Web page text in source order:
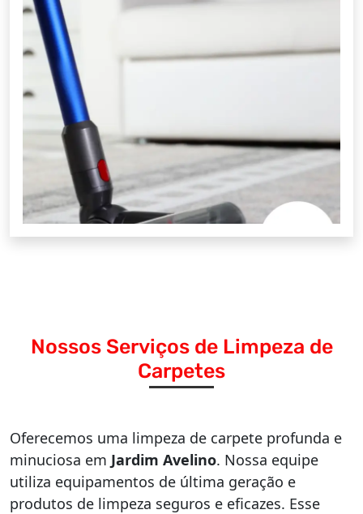
Nossos Serviços de Limpeza de
Carpetes
Oferecemos uma limpeza de carpete profunda e
minuciosa em Jardim Avelino. Nossa equipe
utiliza equipamentos de última geração e
produtos de limpeza seguros e eficazes. Esse